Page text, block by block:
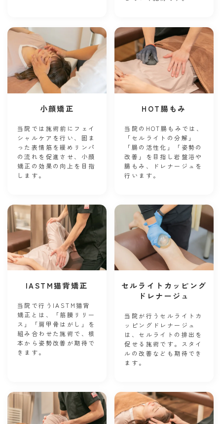
小顔矯正
当院では施術前にフェイ
シャルケアを行い、固ま
った表情筋を緩めリンパ
の流れを促進させ、小顔
矯正の効果の向上を目指
します。
HOT腸もみ
当院のHOT腸もみでは、
「セルライトの分解」
「腸の活性化」「姿勢の
改善」を目指し岩盤浴や
腸もみ、ドレナージュを
行います。
IASTM猫背矯正
当院で行うIASTM猫背
矯正とは、「筋膜リリー
ス」「肩甲骨はがし」を
組み合わせた施術で、根
本から姿勢改善が期待で
きます。
セルライトカッピング
ドレナージュ
当院が行うセルライトカ
ッピングドレナージュ
は、セルライトの排出を
促せる施術です。スタイ
ルの改善なども期待でき
ます。